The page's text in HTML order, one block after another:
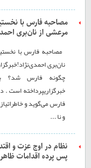
مصاحبه فارس با
مرعشی از نان‌بری
مصاحبه فارس با
نان‌بری
چگونه فارس شد؟
خبرگزاریپرداخته است .
فارس می‌گوید و
و نا ...
نظام در اوج عزت و
پس پرده اقدامات